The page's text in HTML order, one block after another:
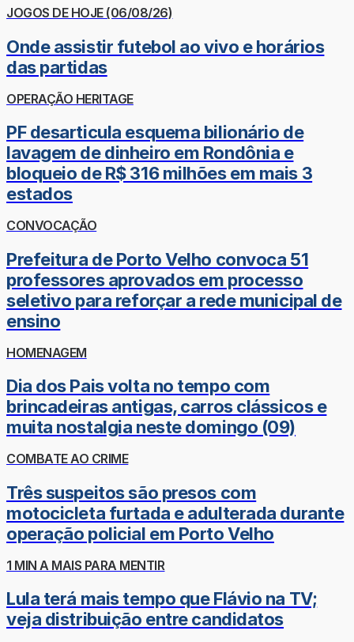
JOGOS DE HOJE (06/08/26)
Onde assistir futebol ao vivo e horários
das partidas
OPERAÇÃO HERITAGE
PF desarticula esquema bilionário de
lavagem de dinheiro em Rondônia e
bloqueio de R$ 316 milhões em mais 3
estados
CONVOCAÇÃO
Prefeitura de Porto Velho convoca 51
professores aprovados em processo
seletivo para reforçar a rede municipal de
ensino
HOMENAGEM
Dia dos Pais volta no tempo com
brincadeiras antigas, carros clássicos e
muita nostalgia neste domingo (09)
COMBATE AO CRIME
Três suspeitos são presos com
motocicleta furtada e adulterada durante
operação policial em Porto Velho
1 MIN A MAIS PARA MENTIR
Lula terá mais tempo que Flávio na TV;
veja distribuição entre candidatos